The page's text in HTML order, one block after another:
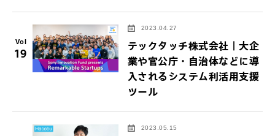
Vol
19
2023.04.27
テックタッチ株式会社｜大企
業や官公庁・自治体などに導
入されるシステム利活用支援
ツール
2023.05.15